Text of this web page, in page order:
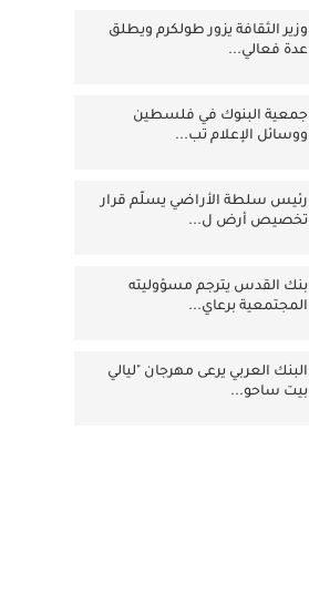
وزير الثقافة يزور طولكرم ويطلق
عدة فعالي...
جمعية البنوك في فلسطين
ووسائل الإعلام تب...
رئيس سلطة الأراضي يسلّم قرار
تخصيص أرض ل...
بنك القدس يترجم مسؤوليته
المجتمعية برعاي...
البنك العربي يرعى مهرجان "ليالي
بيت ساحو...